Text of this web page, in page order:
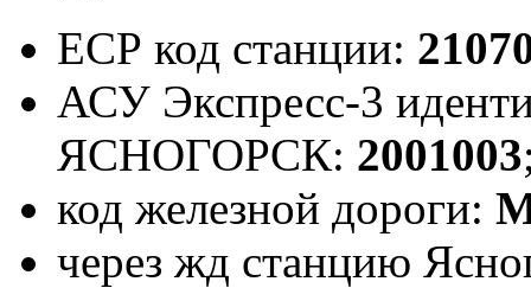
ЕСР код станции:
АСУ Экспресс-3
ЯСНОГОРСК: 2001003
код железной дороги:
через жд станцию